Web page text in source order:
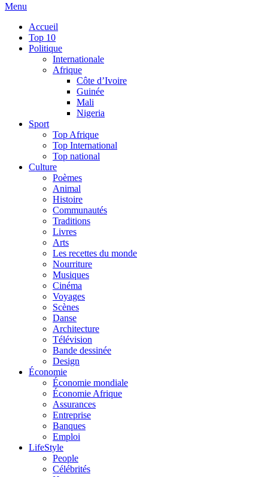
Menu
Accueil
Top 10
Politique
Internationale
Afrique
Côte d’Ivoire
Guinée
Mali
Nigeria
Sport
Top Afrique
Top International
Top national
Culture
Poèmes
Animal
Histoire
Communautés
Traditions
Livres
Arts
Les recettes du monde
Nourriture
Musiques
Cinéma
Voyages
Scènes
Danse
Architecture
Télévision
Bande dessinée
Design
Économie
Économie mondiale
Économie Afrique
Assurances
Entreprise
Banques
Emploi
LifeStyle
People
Célébrités